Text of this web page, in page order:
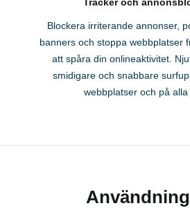
Blockera irriterande annonser,
banners och stoppa webbplatser
att spåra din onlineaktivitet.
smidigare och snabbare
webbplatser och på alla